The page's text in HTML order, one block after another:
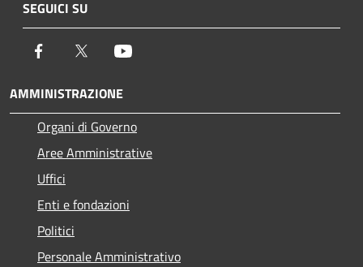
SEGUICI SU
Facebook Twitter
AMMINISTRAZIONE
Organi di Governo
Aree Amministrative
Uffici
Enti e fondazioni
Politici
Personale Amministrativo